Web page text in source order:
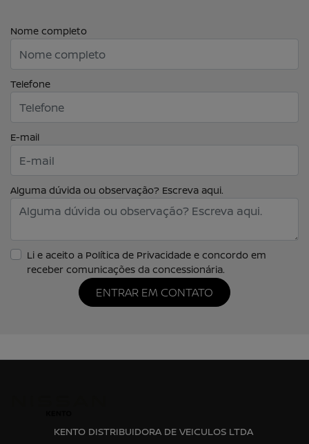
Nome completo
Telefone
E-mail
Alguma dúvida ou observação? Escreva aqui.
Li e aceito a Política de Privacidade e concordo em
receber comunicações da concessionária.
ENTRAR EM CONTATO
KENTO DISTRIBUIDORA DE VEICULOS LTDA